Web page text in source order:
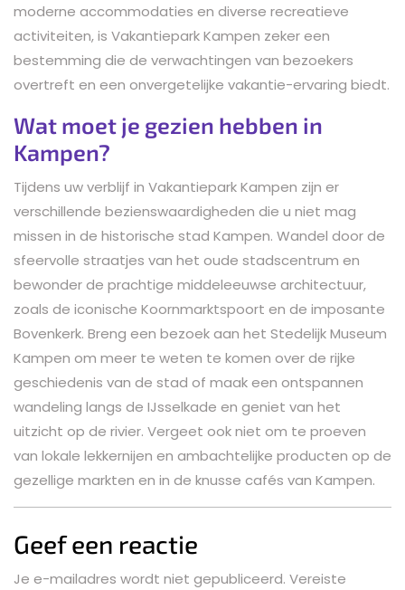
moderne accommodaties en diverse recreatieve
activiteiten, is Vakantiepark Kampen zeker een
bestemming die de verwachtingen van bezoekers
overtreft en een onvergetelijke vakantie-ervaring biedt.
Wat moet je gezien hebben in
Kampen?
Tijdens uw verblijf in Vakantiepark Kampen zijn er
verschillende bezienswaardigheden die u niet mag
missen in de historische stad Kampen. Wandel door de
sfeervolle straatjes van het oude stadscentrum en
bewonder de prachtige middeleeuwse architectuur,
zoals de iconische Koornmarktspoort en de imposante
Bovenkerk. Breng een bezoek aan het Stedelijk Museum
Kampen om meer te weten te komen over de rijke
geschiedenis van de stad of maak een ontspannen
wandeling langs de IJsselkade en geniet van het
uitzicht op de rivier. Vergeet ook niet om te proeven
van lokale lekkernijen en ambachtelijke producten op de
gezellige markten en in de knusse cafés van Kampen.
Geef een reactie
Je e-mailadres wordt niet gepubliceerd. Vereiste